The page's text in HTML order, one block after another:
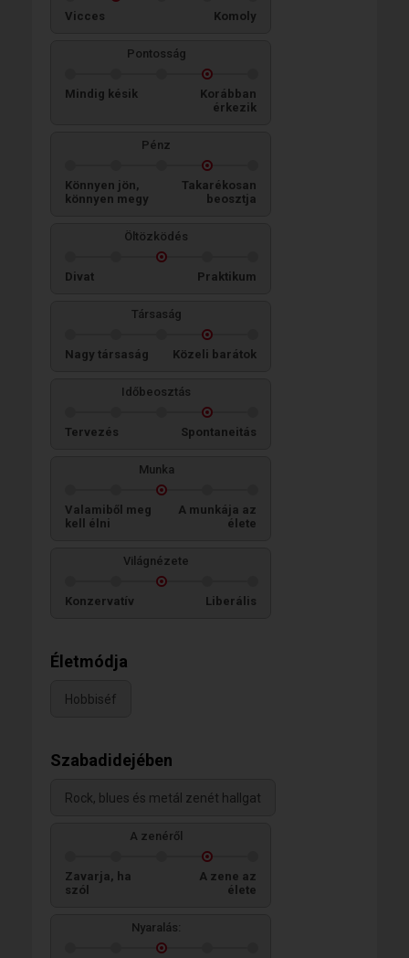
Vicces Komoly
Pontosság
Mindig késik
Korábban
érkezik
Pénz
Könnyen jön,
könnyen megy
Takarékosan
beosztja
Öltözködés
Divat Praktikum
Társaság
Nagy társaság Közeli barátok
Időbeosztás
Tervezés Spontaneitás
Munka
Valamiből meg
kell élni
A munkája az
élete
Világnézete
Konzervatív Liberális
Életmódja
Hobbiséf
Szabadidejében
Rock, blues és metál zenét hallgat
A zenéről
Zavarja, ha
szól
A zene az
élete
Nyaralás: